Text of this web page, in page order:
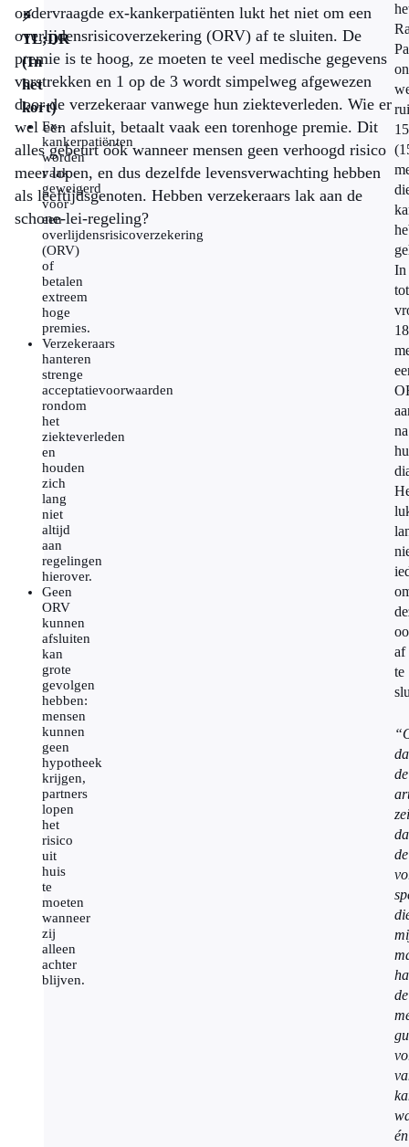
⚡
TL;DR
(In
het
kort)
Ex-
kankerpatiënten
worden
vaak
geweigerd
voor
een
overlijdensrisicoverzekering
(ORV)
of
betalen
extreem
hoge
premies.
Verzekeraars
hanteren
strenge
acceptatievoorwaarden
rondom
het
ziekteverleden
en
houden
zich
lang
niet
altijd
aan
regelingen
hierover.
Geen
ORV
kunnen
afsluiten
kan
grote
gevolgen
hebben:
mensen
kunnen
geen
hypotheek
krijgen,
partners
lopen
het
risico
uit
huis
te
moeten
wanneer
zij
alleen
achter
blijven.
ondervraagde ex-kankerpatiënten lukt het niet om een
overlijdensrisicoverzekering (ORV) af te sluiten. De
premie is te hoog, ze moeten te veel medische gegevens
verstrekken en 1 op de 3 wordt simpelweg afgewezen
door de verzekeraar vanwege hun ziekteverleden. Wie er
wel een afsluit, betaalt vaak een torenhoge premie. Dit
alles gebeurt óók wanneer mensen geen verhoogd risico
meer lopen, en dus dezelfde levensverwachting hebben
als leeftijdsgenoten. Hebben verzekeraars lak aan de
schone-lei-regeling?
In
na
af
te
de
zei
de
de
én